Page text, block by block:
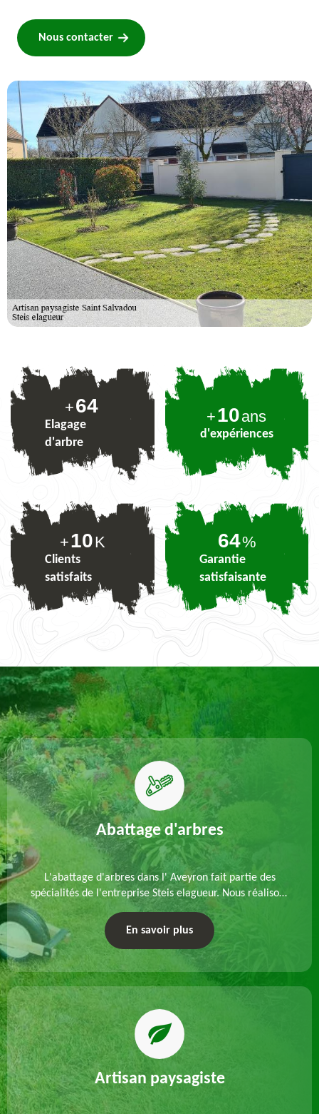
Nous contacter
+79
Elagage
d'arbre
+10ans
d'expériences
+10K
Clients
satisfaits
79%
Garantie
satisfaisante
Abattage d'arbres
L'abattage d'arbres dans l' Aveyron fait partie des
spécialités de l'entreprise Steis elagueur. Nous réalisons
un abattage direct ou par démontage, tenant compte
des particularités du site et des végétaux.
En savoir plus
Artisan paysagiste